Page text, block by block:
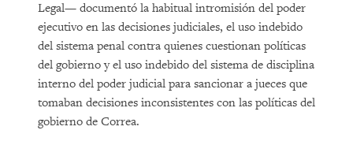
Legal— documentó la habitual intromisión del poder
ejecutivo en las decisiones judiciales, el uso indebido
del sistema penal contra quienes cuestionan políticas
del gobierno y el uso indebido del sistema de disciplina
interno del poder judicial para sancionar a jueces que
tomaban decisiones inconsistentes con las políticas del
gobierno de Correa.